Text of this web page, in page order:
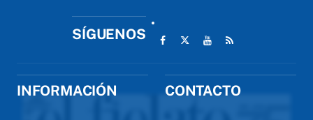
SÍGUENOS
INFORMACIÓN CONTACTO